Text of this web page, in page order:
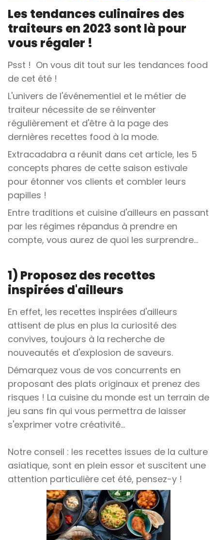
Les tendances culinaires des
traiteurs en 2023 sont là pour
vous régaler !
Psst ! On vous dit tout sur les tendances food
de cet été !
L'univers de l'événementiel et le métier de
traiteur nécessite de se réinventer
régulièrement et d'être à la page des
dernières recettes food à la mode.
Extracadabra a réunit dans cet article, les 5
concepts phares de cette saison estivale
pour étonner vos clients et combler leurs
papilles !
Entre traditions et cuisine d'ailleurs en passant
par les régimes répandus à prendre en
compte, vous aurez de quoi les surprendre...
1) Proposez des recettes
inspirées d'ailleurs
En effet, les recettes inspirées d'ailleurs
attisent de plus en plus la curiosité des
convives, toujours à la recherche de
nouveautés et d'explosion de saveurs.
Démarquez vous de vos concurrents en
proposant des plats originaux et prenez des
risques ! La cuisine du monde est un terrain de
jeu sans fin qui vous permettra de laisser
s'exprimer votre créativité...
Notre conseil : les recettes issues de la culture
asiatique, sont en plein essor et suscitent une
attention particulière cet été, pensez-y !